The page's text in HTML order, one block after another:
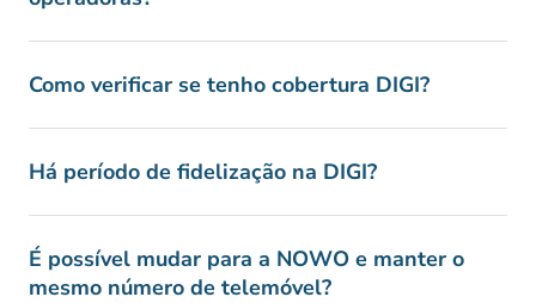
Como verificar se tenho cobertura DIGI?
Há período de fidelização na DIGI?
É possível mudar para a NOWO e manter o
mesmo número de telemóvel?